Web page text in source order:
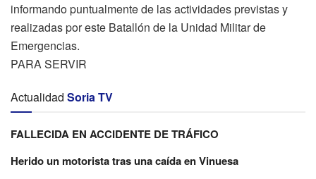
informando puntualmente de las actividades previstas y
realizadas por este Batallón de la Unidad Militar de
Emergencias.
PARA SERVIR
Actualidad Soria TV
FALLECIDA EN ACCIDENTE DE TRÁFICO
Herido un motorista tras una caída en Vinuesa